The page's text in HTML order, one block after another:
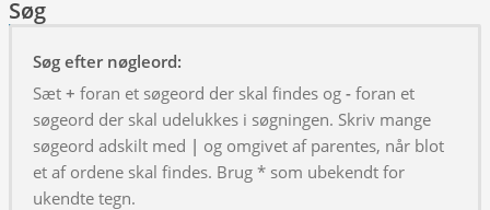
Søg
Søg efter nøgleord:
Sæt + foran et søgeord der skal findes og - foran et
søgeord der skal udelukkes i søgningen. Skriv mange
søgeord adskilt med | og omgivet af parentes, når blot
et af ordene skal findes. Brug * som ubekendt for
ukendte tegn.